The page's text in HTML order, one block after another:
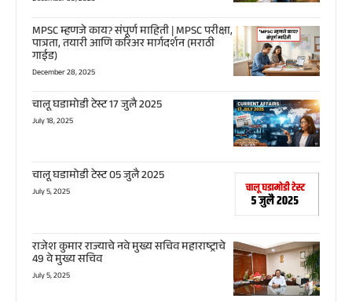
MPSC म्हणजे काय? संपूर्ण माहिती | MPSC परीक्षा,
पात्रता, तयारी आणि करिअर मार्गदर्शन (मराठी
गाईड)
December 28, 2025
चालू घडामोडी टेस्ट 17 जुलै 2025
July 18, 2025
चालू घडामोडी टेस्ट 05 जुलै 2025
July 5, 2025
राजेश कुमार राज्याचे नवे मुख्य सचिव महाराष्ट्राचे
49 वे मुख्य सचिव
July 5, 2025